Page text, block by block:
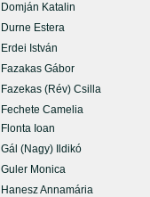
Domján Katalin
Durne Estera
Erdei István
Fazakas Gábor
Fazekas (Rév) Csilla
Fechete Camelia
Flonta Ioan
Gál (Nagy) Ildikó
Guler Monica
Hanesz Annamária